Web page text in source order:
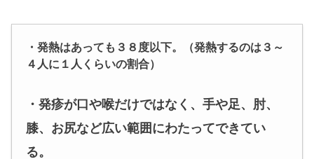
・発熱はあっても３８度以下。（発熱するのは３～
４人に１人くらいの割合）
・発疹が口や喉だけではなく、手や足、肘、
膝、お尻など広い範囲にわたってできてい
る。